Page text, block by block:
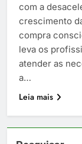
com a
crescimento
compra
leva os
atender as
a…
Leia mais